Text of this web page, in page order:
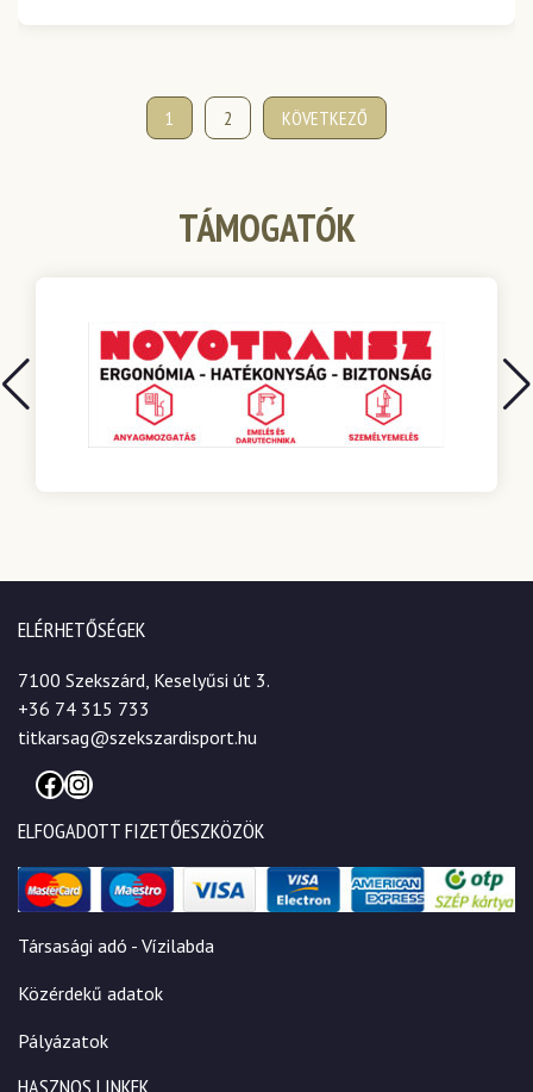
Bejegyzések
1 2 KÖVETKEZŐ
TÁMOGATÓK
ELÉRHETŐSÉGEK
7100 Szekszárd, Keselyűsi út 3.
+36 74 315 733
titkarsag@szekszardisport.hu
Facebook
Instagram
ELFOGADOTT FIZETŐESZKÖZÖK
Társasági adó - Vízilabda
Közérdekű adatok
Pályázatok